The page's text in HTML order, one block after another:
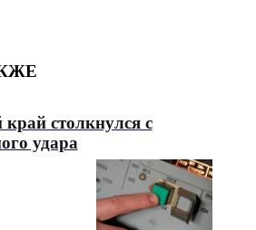
столкнулся с
удара